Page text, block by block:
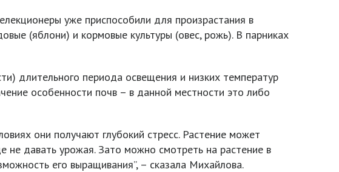
уже приспособили для произрастания в
(яблони) и кормовые культуры (овес, рожь). В парниках
длительного периода освещения и низких температур
особенности почв – в данной местности это либо
они получают глубокий стресс. Растение может
не давать урожая. Зато можно смотреть на растение в
его выращивания”, – сказала Михайлова.